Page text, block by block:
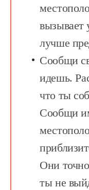
вызывает
лучше
Сообщи
идешь.
что ты
Сообщи
Они
ты не